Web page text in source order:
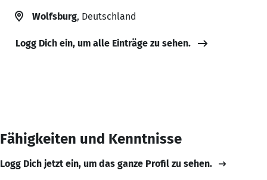
Wolfsburg, Deutschland
Logg Dich ein, um alle Einträge zu sehen.
Fähigkeiten und Kenntnisse
Logg Dich jetzt ein, um das ganze Profil zu sehen.